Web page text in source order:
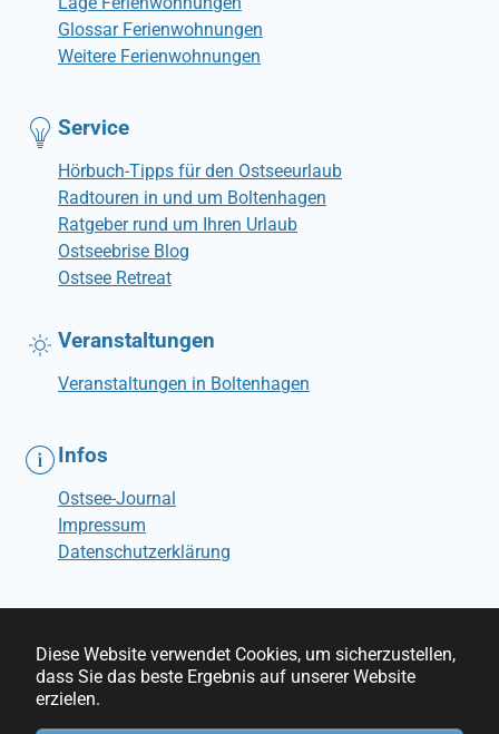
Diese Website verwendet Cookies, um sicherzustellen,
dass Sie das beste Ergebnis auf unserer Website
erzielen.
Glossar Ferienwohnungen
Weitere Ferienwohnungen
Service
Hörbuch-Tipps für den Ostseeurlaub
Radtouren in und um Boltenhagen
Ratgeber rund um Ihren Urlaub
Ostseebrise Blog
Ostsee Retreat
Veranstaltungen
Veranstaltungen in Boltenhagen
Infos
Ostsee-Journal
Impressum
Datenschutzerklärung
© Ostseebrise Ferienwohnungen